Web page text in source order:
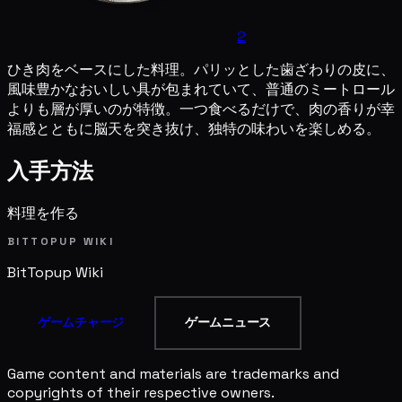
2
ひき肉をベースにした料理。パリッとした歯ざわりの皮に、
風味豊かなおいしい具が包まれていて、普通のミートロール
よりも層が厚いのが特徴。一つ食べるだけで、肉の香りが幸
福感とともに脳天を突き抜け、独特の味わいを楽しめる。
入手方法
料理を作る
BITTOPUP WIKI
BitTopup Wiki
ゲームチャージ ゲームニュース
Game content and materials are trademarks and
copyrights of their respective owners.